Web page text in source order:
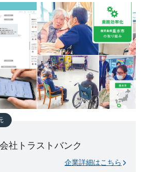
社トラストバンク
企業詳細はこちら